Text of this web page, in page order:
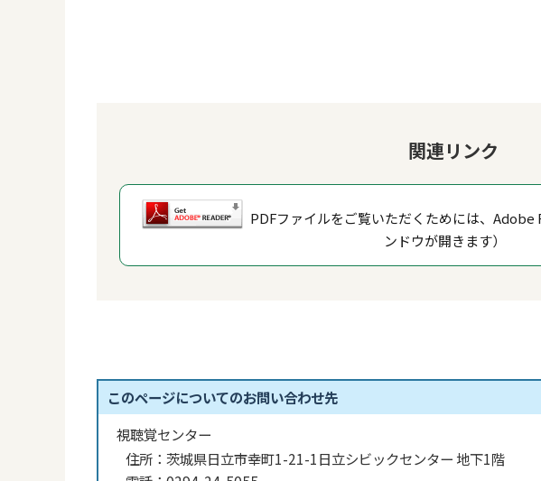
関連リンク
PDFファイルをご覧いただくためには、Adobe
ンドウが開きます）
このページについてのお問い合わせ先
視聴覚センター
住所： 茨城県日立市幸町1-21-1日立シビックセンター 地下1階